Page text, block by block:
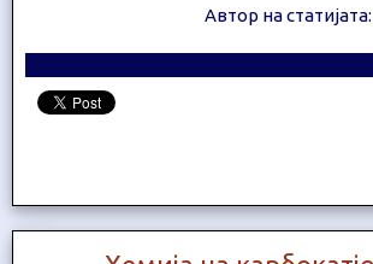
Автор на